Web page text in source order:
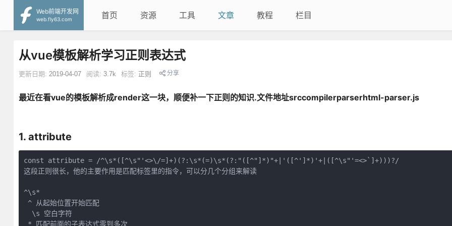
Web前端开发网
web.fly63.com
首页 资源 工具 文章 教程 栏目
从vue模板解析学习正则表达式
更新日期: 2019-04-07 阅读: 3.7k 标签: 正则 分享
最近在看vue的模板解析成render这一块，顺便补一下正则的知识.文件地址srccompilerparserhtml-parser.js
1. attribute
const attribute = /^\s*([^\s"'<>\/=]+)(?:\s*(=)\s*(?:"([^"]*)"+|'([^']*)'+|([^\s"'=<>`]+)))?/
这段正则很长，他的主要作用是匹配标签里的指令，可以分几个分组来解读
^\s*
^ 从起始位置开始匹配
  \s 空白字符
* 匹配前面的子表达式零到多次